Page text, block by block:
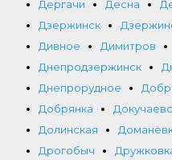
Дергачи
Десна
Дзержинск
Дивное
Димитров
Днепродзержинск
Днепрорудное
Добрянка
Долинская
Дрогобыч